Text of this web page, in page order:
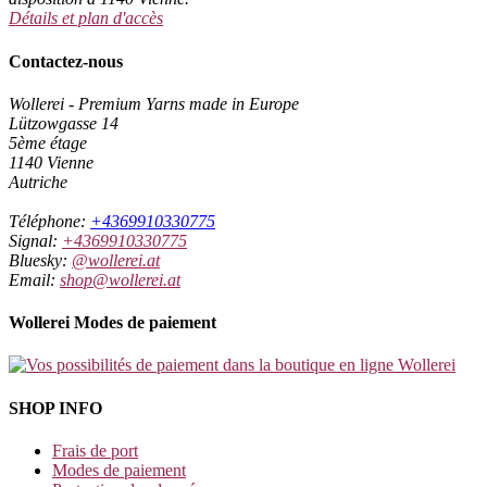
Détails et plan d'accès
Contactez-nous
Wollerei - Premium Yarns made in Europe
Lützowgasse 14
5ème étage
1140 Vienne
Autriche
Téléphone: +4369910330775
Signal: +4369910330775
Bluesky: @wollerei.at
Email: shop@wollerei.at
Wollerei Modes de paiement
SHOP INFO
Frais de port
Modes de paiement